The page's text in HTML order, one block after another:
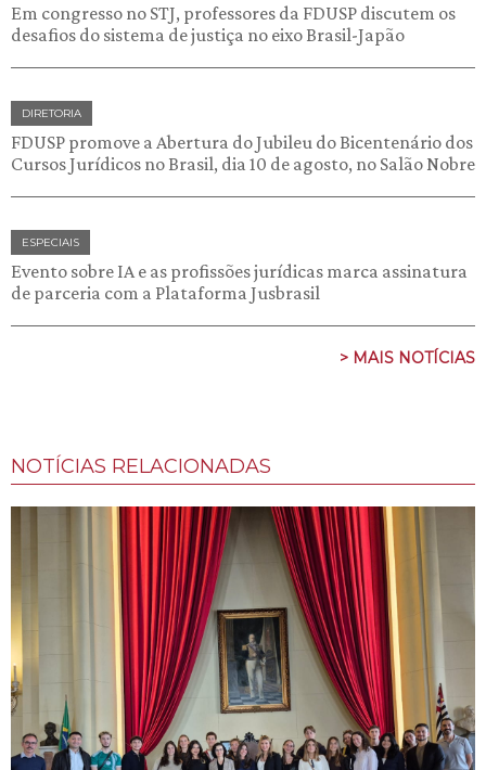
Em congresso no STJ, professores da FDUSP discutem os
desafios do sistema de justiça no eixo Brasil-Japão
DIRETORIA
FDUSP promove a Abertura do Jubileu do Bicentenário dos
Cursos Jurídicos no Brasil, dia 10 de agosto, no Salão Nobre
ESPECIAIS
Evento sobre IA e as profissões jurídicas marca assinatura
de parceria com a Plataforma Jusbrasil
> MAIS NOTÍCIAS
NOTÍCIAS RELACIONADAS